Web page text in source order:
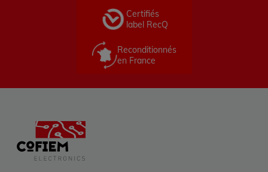
Certifiés
label RecQ
Reconditionnés
en France